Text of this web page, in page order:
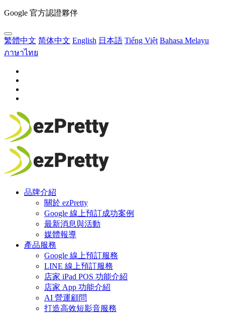
Google 官方認證夥伴
繁體中文 简体中文 English 日本語 Tiếng Việt Bahasa Melayu
ภาษาไทย
品牌介紹
關於 ezPretty
Google 線上預訂成功案例
最新消息與活動
媒體報導
產品服務
Google 線上預訂服務
LINE 線上預訂服務
店家 iPad POS 功能介紹
店家 App 功能介紹
AI 營運顧問
打造高效短影音服務